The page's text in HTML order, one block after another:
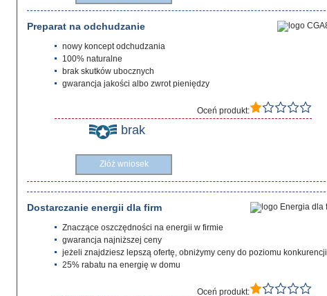
Preparat na odchudzanie
nowy koncept odchudzania
100% naturalne
brak skutków ubocznych
gwarancja jakości albo zwrot pieniędzy
Oceń produkt:
brak
Złóż wniosek
Dostarczanie energii dla firm
Znaczące oszczędności na energii w firmie
gwarancja najniższej ceny
jeżeli znajdziesz lepszą ofertę, obniżymy ceny do poziomu konkurencji
25% rabatu na energię w domu
Oceń produkt: